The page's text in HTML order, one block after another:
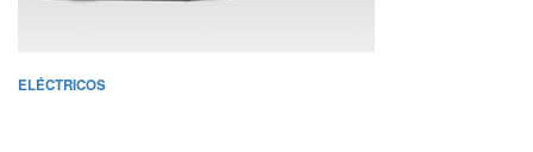
ELÉCTRICOS